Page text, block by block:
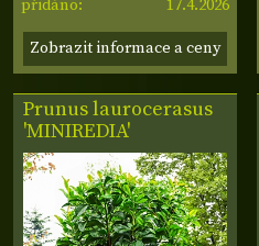
cm
přidáno:
17.4.2026
Zobrazit informace a ceny
Prunus laurocerasus
'MINIREDIA'